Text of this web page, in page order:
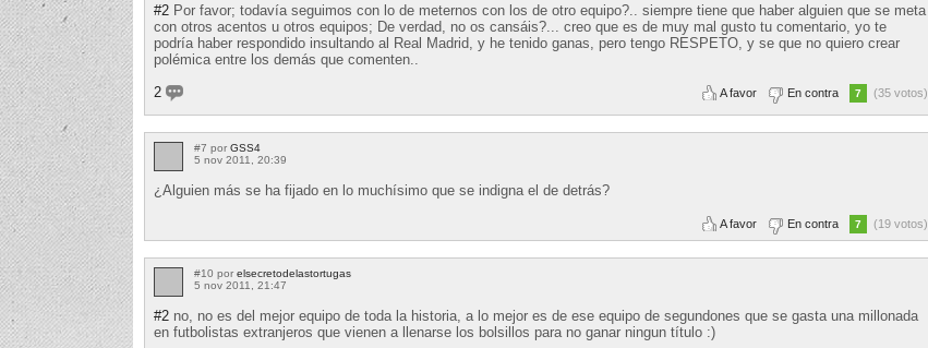
#2 Por favor; todavía seguimos con lo de meternos con los de otro equipo?.. siempre tiene que haber alguien que se meta
con otros acentos u otros equipos; De verdad, no os cansáis?... creo que es de muy mal gusto tu comentario, yo te
podría haber respondido insultando al Real Madrid, y he tenido ganas, pero tengo RESPETO, y se que no quiero crear
polémica entre los demás que comenten..
2
A favor En contra 7 (35 votos)
#7 por GSS4
5 nov 2011, 20:39
¿Alguien más se ha fijado en lo muchísimo que se indigna el de detrás?
A favor En contra 7 (19 votos)
#10 por elsecretodelastortugas
5 nov 2011, 21:47
#2 no, no es del mejor equipo de toda la historia, a lo mejor es de ese equipo de segundones que se gasta una millonada
en futbolistas extranjeros que vienen a llenarse los bolsillos para no ganar ningun título :)